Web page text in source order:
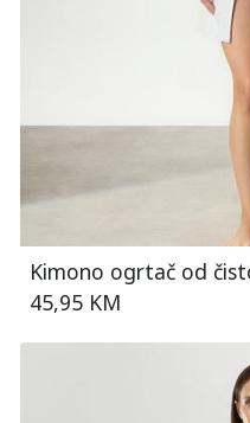
Kimono ogrtač od
45,95 KM